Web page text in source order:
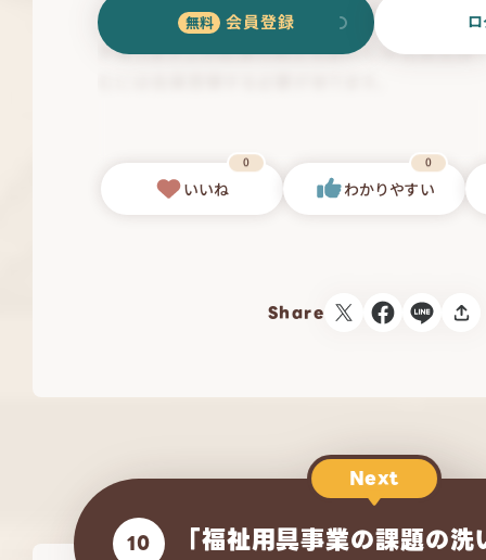
会員登録
いいね
0
わかりやすい
0
Share
10
Next
「福祉用具事業の課題の洗